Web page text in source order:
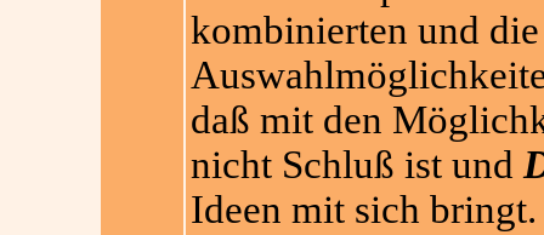
kombinierten und
daß mit den
nicht Schluß ist und
Ideen mit sich